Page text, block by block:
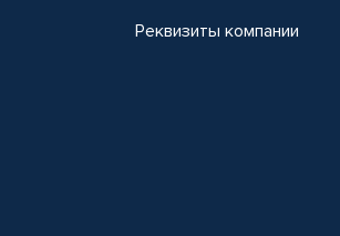
Реквизиты компании